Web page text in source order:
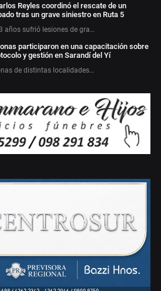
Reyles coordinó el rescate de un
tras un grave siniestro en Ruta 5
años sufrió lesiones de gra…
participaron en una capacitación sobre
y gestión en Sarandí del Yí
de distintas localidades…